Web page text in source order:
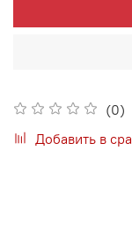
(0)
Добавить в